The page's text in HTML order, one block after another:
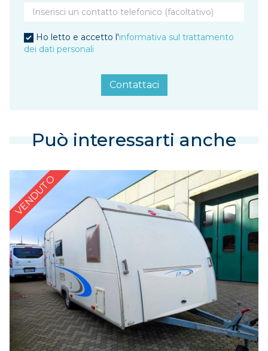
Ho letto e accetto l'informativa sul trattamento
dei dati personali
Contattaci
Può interessarti anche
VENDUTO